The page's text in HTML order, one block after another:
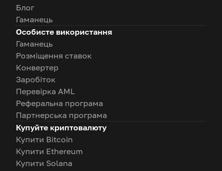
Блог
Гаманець
Особисте використання
Гаманець
Розміщення ставок
Конвертер
Заробіток
Перевірка AML
Реферальна програма
Партнерська програма
Купуйте криптовалюту
Купити Bitcoin
Купити Ethereum
Купити Solana